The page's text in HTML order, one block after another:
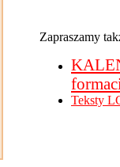
Zapraszamy
Teksty